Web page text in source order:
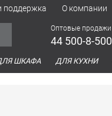
поддержка О компании
Оптовые продажи
44 500-8-500
ШКАФА ДЛЯ КУХНИ